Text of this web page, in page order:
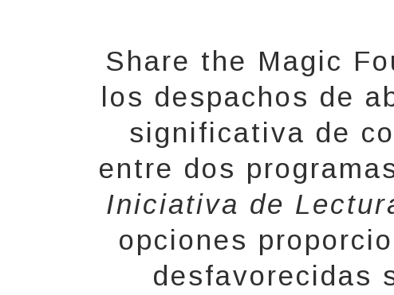
Share the Magic
los despachos de
significativa de
entre dos
Iniciativa de
opciones
desfavorecidas